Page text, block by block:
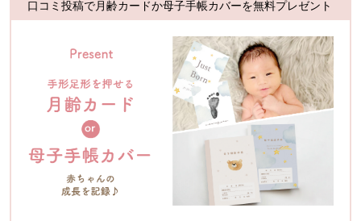
口コミ投稿で月齢カードか母子手帳カバーを無料プレゼント